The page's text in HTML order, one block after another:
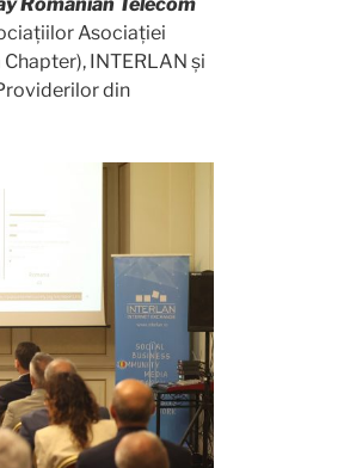
Romanian Telecom
Asociației
INTERLAN și
din